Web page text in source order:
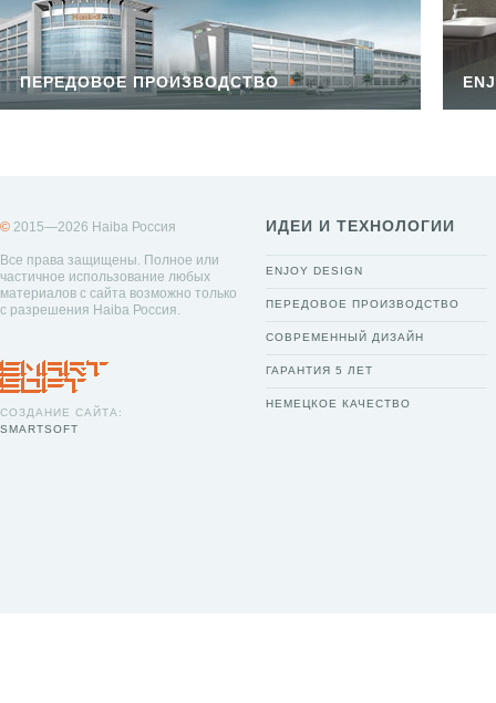
ПЕРЕДОВОЕ ПРОИЗВОДСТВО
© 2015—2026 Haiba Россия
Все права защищены. Полное или
частичное использование любых
материалов с сайта возможно только
с разрешения Haiba Россия.
СОЗДАНИЕ САЙТА:
SMARTSOFT
ИДЕИ И ТЕХНОЛОГИИ
ENJOY DESIGN
ПЕРЕДОВОЕ ПРОИЗВОДСТВО
СОВРЕМЕННЫЙ ДИЗАЙН
ГАРАНТИЯ 5 ЛЕТ
НЕМЕЦКОЕ КАЧЕСТВО